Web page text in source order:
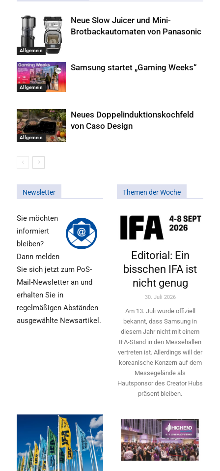
Allgemein
Neue Slow Juicer und Mini-
Brotbackautomaten von Panasonic
Allgemein
Samsung startet „Gaming Weeks“
Allgemein
Neues Doppelinduktionskochfeld
von Caso Design
Newsletter
Sie möchten
informiert
bleiben?
Dann melden
Sie sich jetzt zum PoS-
Mail-Newsletter an und
erhalten Sie in
regelmäßigen Abständen
ausgewählte Newsartikel.
Themen der Woche
Editorial: Ein
bisschen IFA ist
nicht genug
30. Juli 2026
Am 13. Juli wurde offiziell
bekannt, dass Samsung in
diesem Jahr nicht mit einem
IFA-Stand in den Messehallen
vertreten ist. Allerdings will ­der
koreanische Konzern auf dem
Messegelände als
Hautsponsor des Creator Hubs
präsent bleiben.